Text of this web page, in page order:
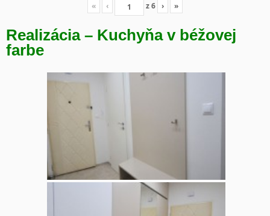
« ‹ z6 › »
Realizácia – Kuchyňa v béžovej
farbe